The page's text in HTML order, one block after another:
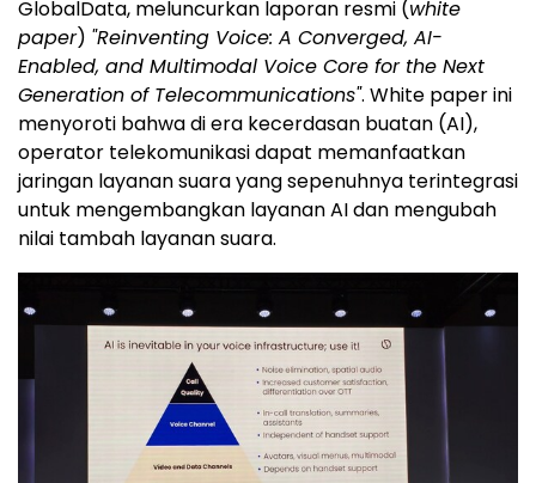
GlobalData, meluncurkan laporan resmi (white
paper) "Reinventing Voice: A Converged, AI-
Enabled, and Multimodal Voice Core for the Next
Generation of Telecommunications". White paper ini
menyoroti bahwa di era kecerdasan buatan (AI),
operator telekomunikasi dapat memanfaatkan
jaringan layanan suara yang sepenuhnya terintegrasi
untuk mengembangkan layanan AI dan mengubah
nilai tambah layanan suara.